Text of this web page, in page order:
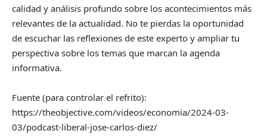
calidad y análisis profundo sobre los acontecimientos más
relevantes de la actualidad. No te pierdas la oportunidad
de escuchar las reflexiones de este experto y ampliar tu
perspectiva sobre los temas que marcan la agenda
informativa.
Fuente (para controlar el refrito):
https://theobjective.com/videos/economia/2024-03-
03/podcast-liberal-jose-carlos-diez/